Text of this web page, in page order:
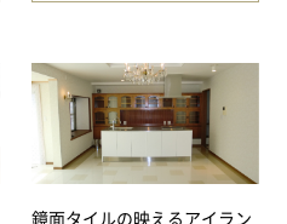
鏡面タイルの映えるアイラン